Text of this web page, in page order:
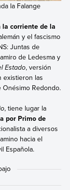
la Falange
corriente de la
y el fascismo
Juntas de
de Ledesma y
Estado, versión
existieron las
Onésimo Redondo.
, tiene lugar la
por Primo de
a diversos
hacia el
Española.